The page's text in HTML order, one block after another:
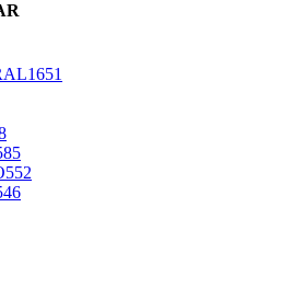
1651
552